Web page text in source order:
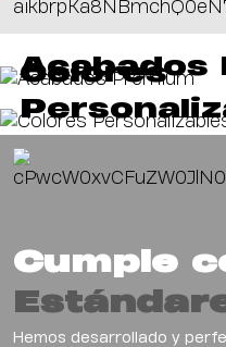
Acabados
Colores
Cumple
Hemos desarrollado y